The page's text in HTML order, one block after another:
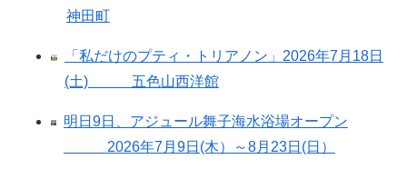
神田町
「私だけのプティ・トリアノン」2026年7月18日
(土) 五色山西洋館
明日9日、アジュール舞子海水浴場オープン
2026年7月9日(木）～8月23日(日）